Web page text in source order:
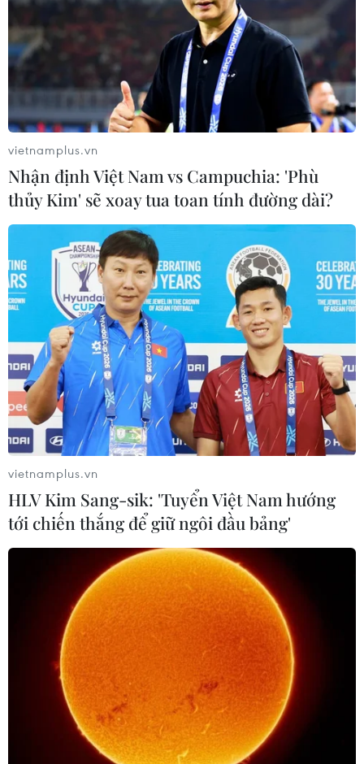
Bắc Giang: Truy tìm đối tượng đốt cháy
kiốt, nhà ở, gây thiệt hại 13 tỷ đồng
26/05/2025 13:51
Rạng sáng 26/5/2025, tại tổ dân phố My Điền 2,
phường Nếnh, thị xã Việt Yên xảy ra vụ cháy tại các
kiốt, nhà ở, nhờ dập tắt kịp thời nên không xảy ra hậu
quả về người.
vietnamplus.vn
Nhận định Việt Nam vs Campuchia: 'Phù
thủy Kim' sẽ xoay tua toan tính đường dài?
vietnamplus.vn
HLV Kim Sang-sik: 'Tuyển Việt Nam hướng
tới chiến thắng để giữ ngôi đầu bảng'